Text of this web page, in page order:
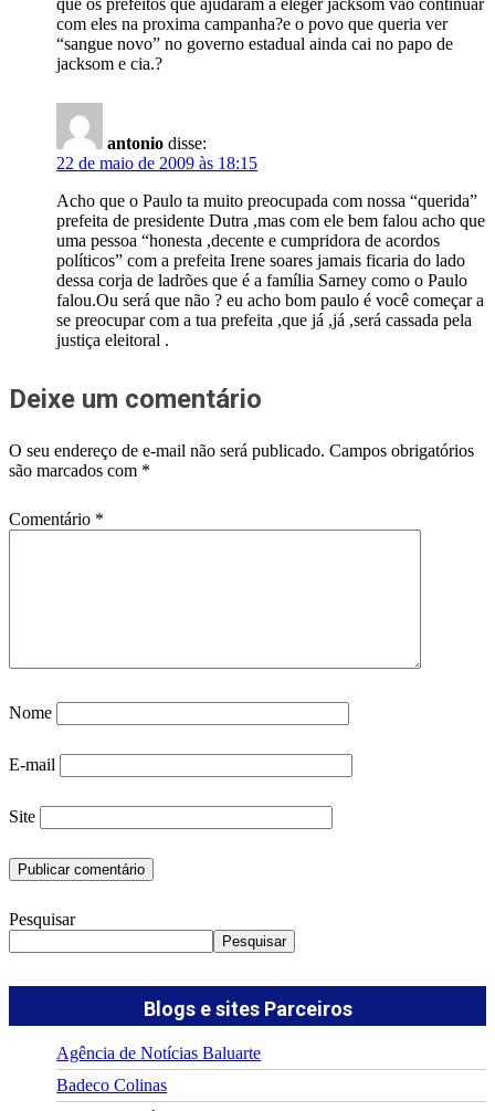
que os prefeitos que ajudaram a eleger jacksom vão continuar
com eles na proxima campanha?e o povo que queria ver
“sangue novo” no governo estadual ainda cai no papo de
jacksom e cia.?
antonio disse:
22 de maio de 2009 às 18:15
Acho que o Paulo ta muito preocupada com nossa “querida”
prefeita de presidente Dutra ,mas com ele bem falou acho que
uma pessoa “honesta ,decente e cumpridora de acordos
políticos” com a prefeita Irene soares jamais ficaria do lado
dessa corja de ladrões que é a família Sarney como o Paulo
falou.Ou será que não ? eu acho bom paulo é você começar a
se preocupar com a tua prefeita ,que já ,já ,será cassada pela
justiça eleitoral .
Deixe um comentário
O seu endereço de e-mail não será publicado. Campos obrigatórios
são marcados com *
Comentário *
Nome
E-mail
Site
Pesquisar
Pesquisar
Blogs e sites Parceiros
Agência de Notícias Baluarte
Badeco Colinas